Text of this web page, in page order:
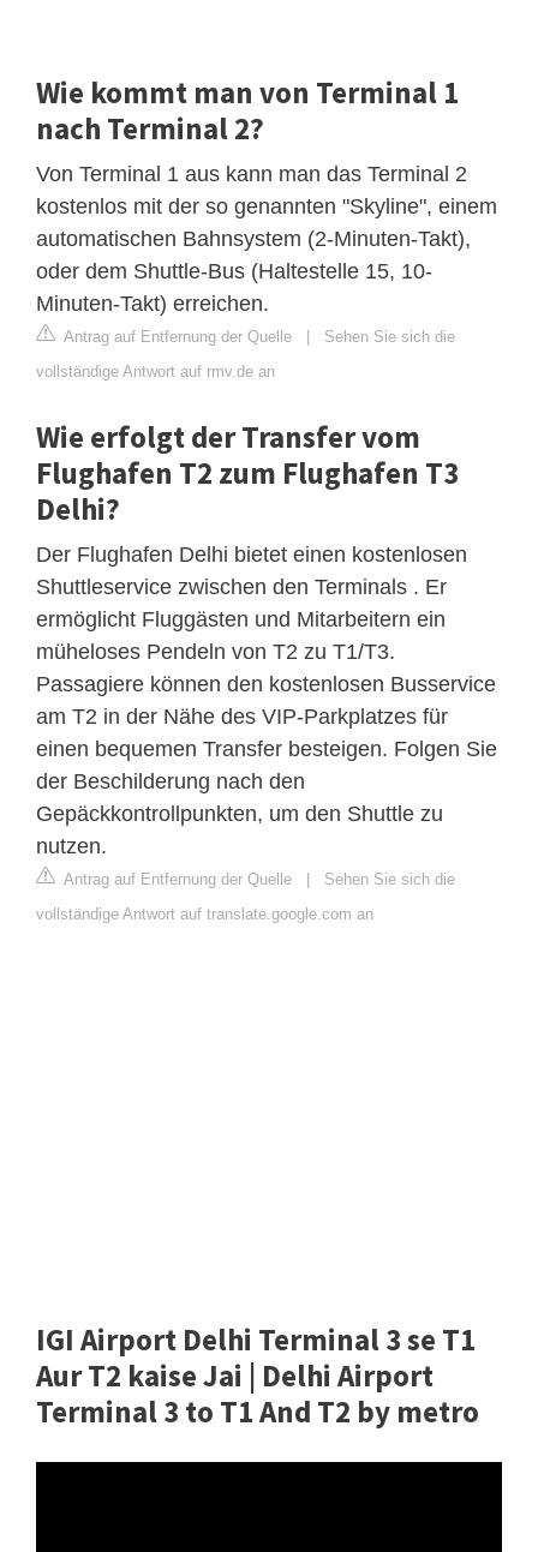
Wie kommt man von Terminal 1
nach Terminal 2?
Von Terminal 1 aus kann man das Terminal 2
kostenlos mit der so genannten "Skyline", einem
automatischen Bahnsystem (2-Minuten-Takt),
oder dem Shuttle-Bus (Haltestelle 15, 10-
Minuten-Takt) erreichen.
Antrag auf Entfernung der Quelle
Sehen Sie sich die
vollständige Antwort auf rmv.de an
Wie erfolgt der Transfer vom
Flughafen T2 zum Flughafen T3
Delhi?
Der Flughafen Delhi bietet einen kostenlosen
Shuttleservice zwischen den Terminals . Er
ermöglicht Fluggästen und Mitarbeitern ein
müheloses Pendeln von T2 zu T1/T3.
Passagiere können den kostenlosen Busservice
am T2 in der Nähe des VIP-Parkplatzes für
einen bequemen Transfer besteigen. Folgen Sie
der Beschilderung nach den
Gepäckkontrollpunkten, um den Shuttle zu
nutzen.
Antrag auf Entfernung der Quelle
Sehen Sie sich die
vollständige Antwort auf translate.google.com an
IGI Airport Delhi Terminal 3 se T1
Aur T2 kaise Jai | Delhi Airport
Terminal 3 to T1 And T2 by metro